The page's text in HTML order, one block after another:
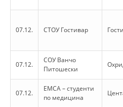
EDUCATIONAL AND
07.12. СТОУ Гостивар
07.12.
СОУ Ванчо
Питошески
07.12.
ЕМСА – студенти
по медицина